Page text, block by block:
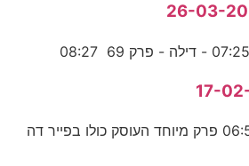
גיבורים לנצח 06:00 - 06:55 פרק מיוחד העוסק כולו בפייר דה